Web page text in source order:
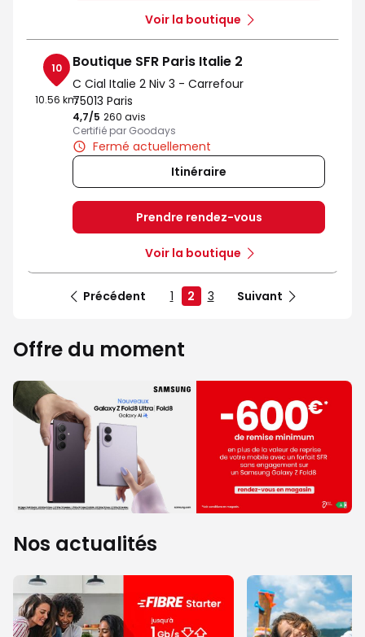
Voir la boutique
10
10.56 km
Boutique SFR Paris Italie 2
C Cial Italie 2 Niv 3 - Carrefour
75013 Paris
4,7/5 Note de 4.7 sur 5
260 avis
Certifié par Goodays
Fermé actuellement
Itinéraire
Prendre rendez-vous
Voir la boutique
Précédent 1 2 3 Suivant
Offre du moment
Nos actualités